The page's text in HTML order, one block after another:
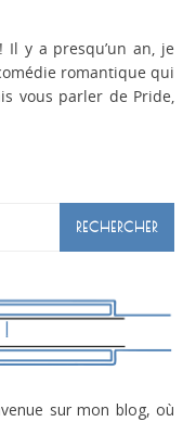
y a presqu’un an, je
romantique qui
vous parler de Pride,
sur mon blog, où